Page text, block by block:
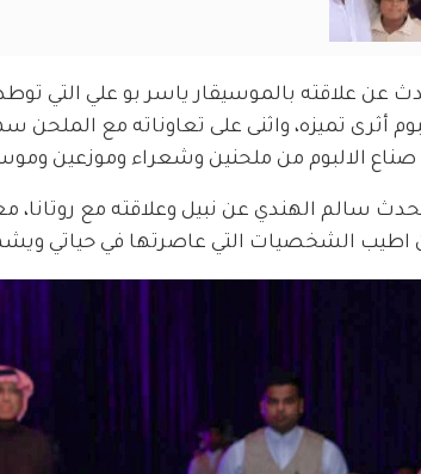
عن علاقته بالموسيقار ياسر بو علي التي
أثرى تميزه، واثنى على تعاوناته مع
الالبوم من ملحنين وشعراء وموزعين
سالم الهندي عن نبيل وعلاقته مع روتانا،
اطيب الشخصيات التي عاصرتها في حياتي